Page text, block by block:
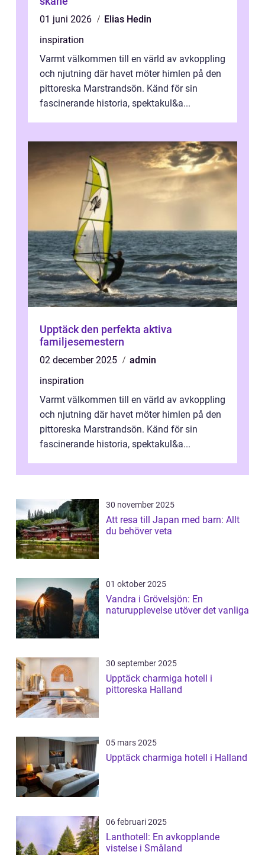
01 juni 2026
Elias Hedin
inspiration
Varmt välkommen till en värld av avkoppling
och njutning där havet möter himlen på den
pittoreska Marstrandsön. Känd för sin
fascinerande historia, spektakul&a...
Upptäck den perfekta aktiva
familjesemestern
02 december 2025
admin
inspiration
Varmt välkommen till en värld av avkoppling
och njutning där havet möter himlen på den
pittoreska Marstrandsön. Känd för sin
fascinerande historia, spektakul&a...
30 november 2025
Att resa till Japan med barn: Allt
du behöver veta
01 oktober 2025
Vandra i Grövelsjön: En
naturupplevelse utöver det vanliga
30 september 2025
Upptäck charmiga hotell i
pittoreska Halland
05 mars 2025
Upptäck charmiga hotell i Halland
06 februari 2025
Lanthotell: En avkopplande
vistelse i Småland